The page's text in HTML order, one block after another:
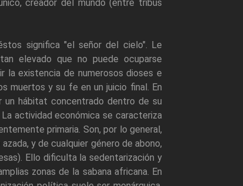
creador del mundo (entre tribus
significa "el señor del cielo". Le
elevado que no puede ocuparse
la existencia de numerosos dioses e
muertos y su fe en un juicio final. En
un hábitat concentrado dentro de su
actividad económica se caracteriza
primaria. Son, por lo general,
y de cualquier género de abono,
Ello dificulta la sedentarización y
zonas de la sabana africana. En